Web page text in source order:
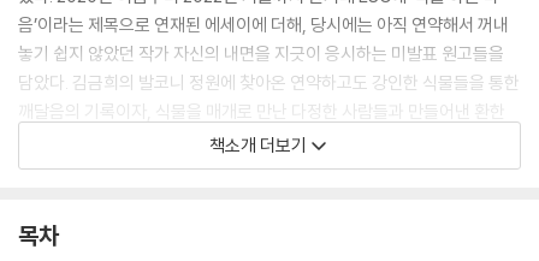
음’이라는 제목으로 연재된 에세이에 더해, 당시에는 아직 연약해서 꺼내
놓기 쉽지 않았던 작가 자신의 내면을 지긋이 응시하는 미발표 원고들을
담았다. 김금희의 발코니 정원에 찾아온 연약하고도 강인한 식물들을 통한
깨달음의 기록이자, 식물을 매개로 만난 다정한 사람들과 만들어낸 환한
순간들의 기록이기도 한 이 책은 작가가 식물과 더불어 살아가며 통과하는
사계절의 풍경을 따라간다. 그 풍경의 변화에 따른 마음의 굴곡 또한 김금
책소개 더보기
목차